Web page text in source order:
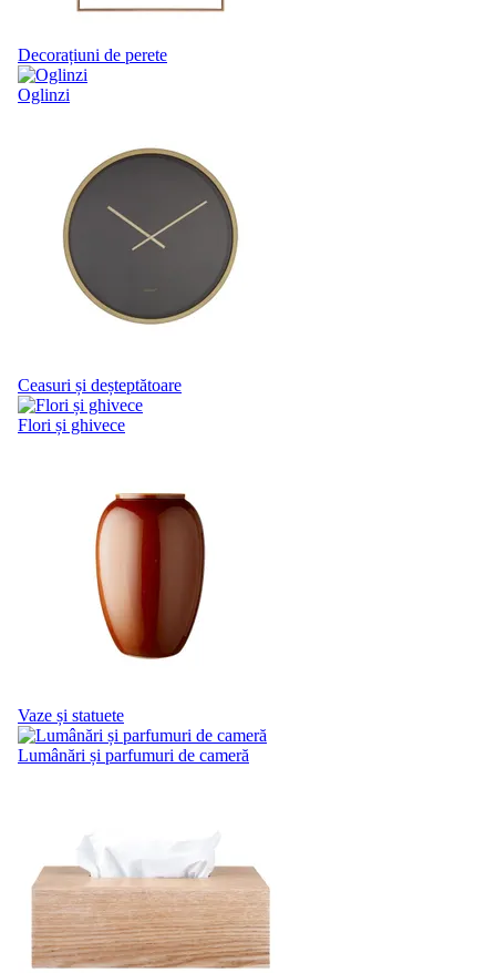
Decorațiuni de perete
Oglinzi
Ceasuri și deșteptătoare
Flori și ghivece
Vaze și statuete
Lumânări și parfumuri de cameră